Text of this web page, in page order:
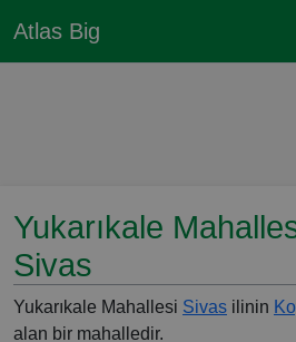
Atlas Big
Yukarıkale
Sivas
Yukarıkale Mahallesi Sivas ilinin
alan bir mahalledir.